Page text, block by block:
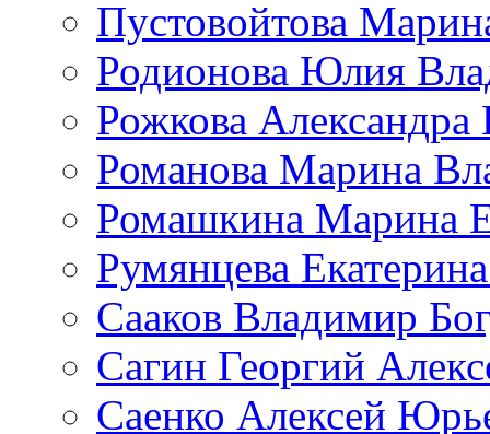
Пустовойтова
Родионова Юлия
Рожкова Александра
Романова Марина
Ромашкина Марина
Румянцева
Сааков Владимир
Сагин Георгий
Саенко Алексей